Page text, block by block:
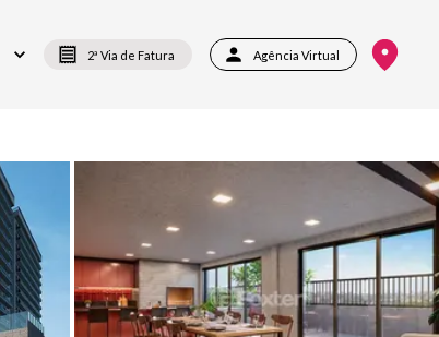
2ª Via de Fatura Agência Virtual